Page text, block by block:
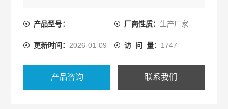
或Mpa量程供选择。这一革命性的熔体压力传感器可
材料。
产品型号： 厂商性质： 生产厂家
更新时间： 2026-01-09 访 问 量： 1747
产品咨询 联系我们